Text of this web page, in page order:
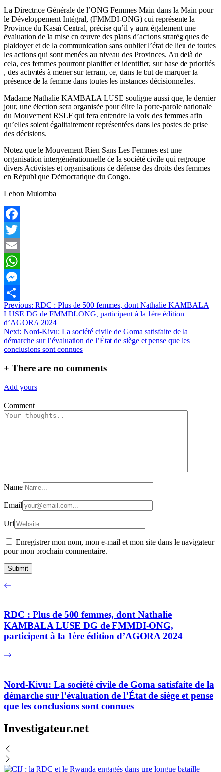
La Directrice Générale de l’ONG Femmes Main dans la Main pour
le Développement Intégral, (FMMDI-ONG) qui représente la
Province du Kasaï Central, précise qu’il y aura également une
évaluation de la mise en œuvre des plans d’actions stratégiques de
plaidoyer et de la communication sans oublier l’état de lieu de toutes
les actions qui sont menées au niveau des Provinces. Au delà de
cela, ces femmes pourront planifier et identifier, sur base de priorités
, des activités à mener sur terrain, ce, dans le but de marquer la
présence de la femme dans toutes les instances décisionnelles.
Madame Nathalie KAMBALA LUSE souligne aussi que, le dernier
jour, une élection sera organisée pour élire la porte-parole nationale
du Mouvement RSLF qui fera entendre la voix des femmes afin
qu’elles soient égalitairement représentées dans les postes de prise
des décisions.
Notez que le Mouvement Rien Sans Les Femmes est une
organisation intergénérationnelle de la société civile qui regroupe
divers Activistes et organisations de défense des droits des femmes
en République Démocratique du Congo.
Lebon Mulomba
Facebook
Twitter
Email
WhatsApp
Messenger
Partager
Navigation
de
l’article
Previous: RDC : Plus de 500 femmes, dont Nathalie KAMBALA
LUSE DG de FMMDI-ONG, participent à la 1ère édition
d’AGORA 2024
Next: Nord-Kivu: La société civile de Goma satisfaite de la
démarche sur l’évaluation de l’État de siège et pense que les
conclusions sont connues
+ There are no comments
Add yours
Comment
Name
Email
Url
Enregistrer mon nom, mon e-mail et mon site dans le navigateur
pour mon prochain commentaire.
RDC : Plus de 500 femmes, dont Nathalie
KAMBALA LUSE DG de FMMDI-ONG,
participent à la 1ère édition d’AGORA 2024
Nord-Kivu: La société civile de Goma satisfaite de la
démarche sur l’évaluation de l’État de siège et pense
que les conclusions sont connues
Investigateur.net